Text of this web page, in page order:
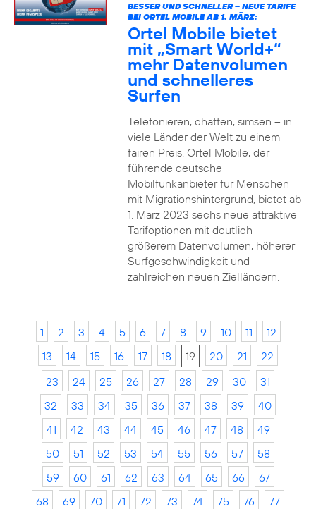
BESSER UND SCHNELLER – NEUE TARIFE
BEI ORTEL MOBILE AB 1. MÄRZ:
Ortel Mobile bietet
mit „Smart World+“
mehr Datenvolumen
und schnelleres
Surfen
Telefonieren, chatten, simsen – in
viele Länder der Welt zu einem
fairen Preis. Ortel Mobile, der
führende deutsche
Mobilfunkanbieter für Menschen
mit Migrationshintergrund, bietet ab
1. März 2023 sechs neue attraktive
Tarifoptionen mit deutlich
größerem Datenvolumen, höherer
Surfgeschwindigkeit und
zahlreichen neuen Zielländern.
1 2 3 4 5 6 7 8 9 10 11
12
13
14 15 16 17 18 19 20 21
22
23
24 25 26 27 28 29 30
31
32
33 34 35 36 37 38 39
40
41
42 43 44 45 46 47 48
49
50
51 52 53 54 55 56 57
58
59
60 61 62 63 64 65 66
67
68
69 70 71 72 73 74 75 76
77